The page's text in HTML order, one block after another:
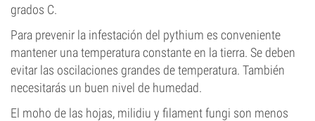
grados C.
Para prevenir la infestación del pythium es conveniente
mantener una temperatura constante en la tierra. Se deben
evitar las oscilaciones grandes de temperatura. También
necesitarás un buen nivel de humedad.
El moho de las hojas, milidiu y filament fungi son menos